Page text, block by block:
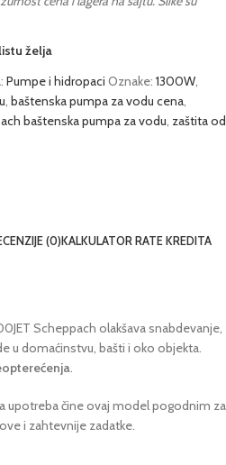
želja
Pumpe i hidropaci Oznake: 1300W
baštenska pumpa za vodu cena
baštenska pumpa za vodu zaštita od
(0)KALKULATOR RATE KREDITA
Scheppach olakšava snabdevanje,
u domaćinstvu, bašti i oko objekta.
upotreba čine ovaj model pogodnim za
i zahtevnije zadatke.